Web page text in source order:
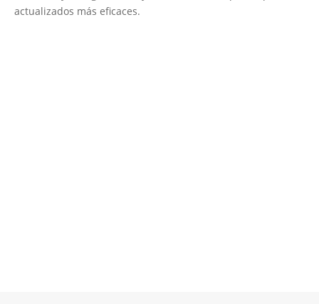
actualizados más eficaces.